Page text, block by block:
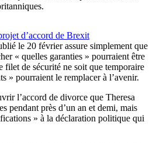
d’accord de Brexit
le 20 février assure simplement que
« quelles garanties » pourraient être
filet de sécurité ne soit que temporaire
» pourraient le remplacer à l’avenir.
l’accord de divorce que Theresa
pendant près d’un an et demi, mais
» à la déclaration politique qui